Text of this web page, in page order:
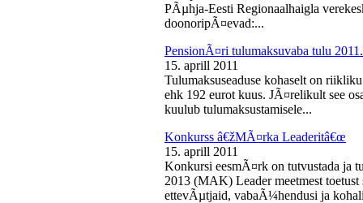
PÃµhja-Eesti Regionaalhaigla
doonoripÃ¤evad:...
PensionÃ¤ri tulumaksuvaba tulu
15. aprill 2011
Tulumaksuseaduse kohaselt on
ehk 192 eurot kuus. JÃ¤relikult see
kuulub tulumaksustamisele...
Konkurss â€žMÃ¤rka Leaderitâ€œ
15. aprill 2011
Konkursi eesmÃ¤rk on tutvustada ja
2013 (MAK) Leader meetmest
ettevÃµtjaid, vabaÃ¼hendusi ja